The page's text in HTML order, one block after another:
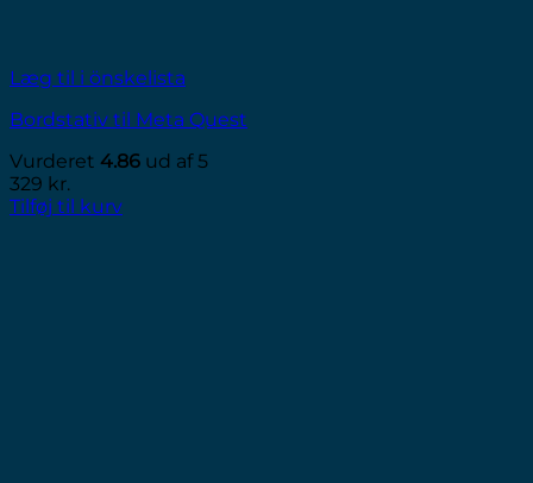
Læg til i önskelista
Bordstativ til Meta Quest
Vurderet 4.86 ud af 5
329 kr.
Tilføj til kurv